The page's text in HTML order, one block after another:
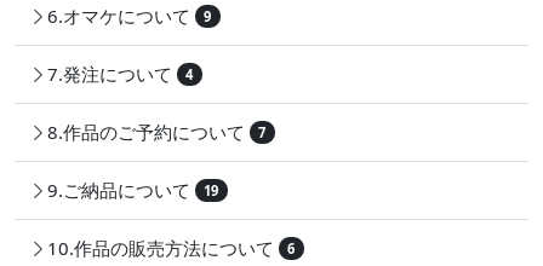
6.オマケについて 9
7.発注について 4
8.作品のご予約について 7
9.ご納品について 19
10.作品の販売方法について 6